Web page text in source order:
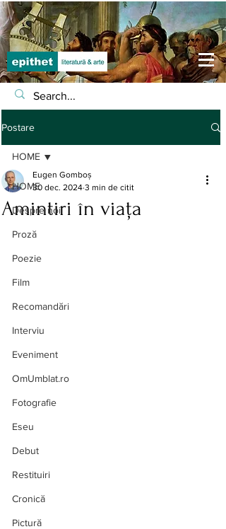
Postare
HOME
Despre noi
Proză
Poezie
Film
Recomandări
Interviu
Eveniment
OmUmblat.ro
Fotografie
Eseu
Debut
Restituiri
Cronică
Pictură
HOME
Amintiri în viața
Eugen Gomboș
30 dec. 2024 3 min de citit